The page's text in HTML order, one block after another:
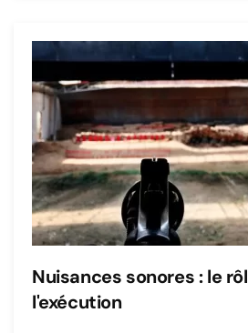
Nuisances sonores : le
l'exécution